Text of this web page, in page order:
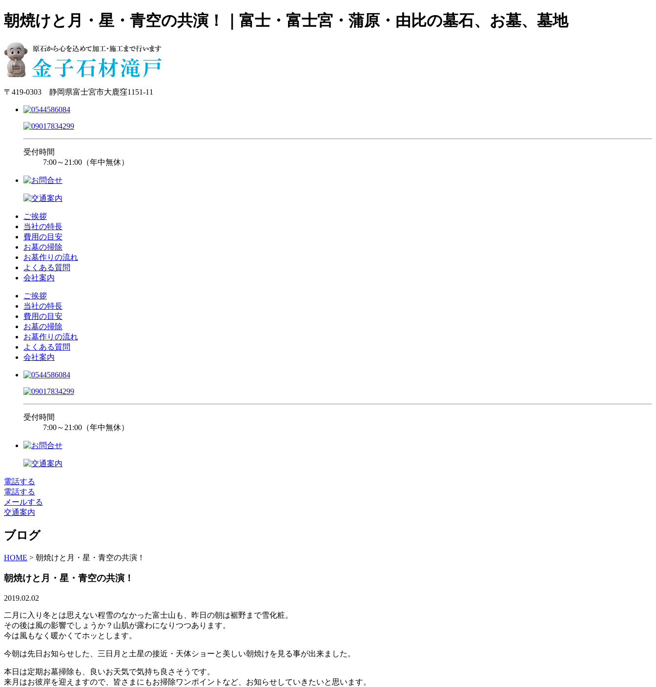
朝焼けと月・星・青空の共演！｜富士・富士宮・蒲原・由比の墓石、お墓、墓地
〒419-0303 静岡県富士宮市大鹿窪1151-11
受付時間
7:00～21:00（年中無休）
ご挨拶
当社の特長
費用の目安
お墓の掃除
お墓作りの流れ
よくある質問
会社案内
ご挨拶
当社の特長
費用の目安
お墓の掃除
お墓作りの流れ
よくある質問
会社案内
受付時間
7:00～21:00（年中無休）
電話する
電話する
メールする
交通案内
ブログ
HOME > 朝焼けと月・星・青空の共演！
朝焼けと月・星・青空の共演！
2019.02.02
二月に入り冬とは思えない程雪のなかった富士山も、昨日の朝は裾野まで雪化粧。
その後は風の影響でしょうか？山肌が露わになりつつあります。
今は風もなく暖かくてホッとします。
今朝は先日お知らせした、三日月と土星の接近・天体ショーと美しい朝焼けを見る事が出来ました。
本日は定期お墓掃除も、良いお天気で気持ち良さそうです。
来月はお彼岸を迎えますので、皆さまにもお掃除ワンポイントなど、お知らせしていきたいと思います。